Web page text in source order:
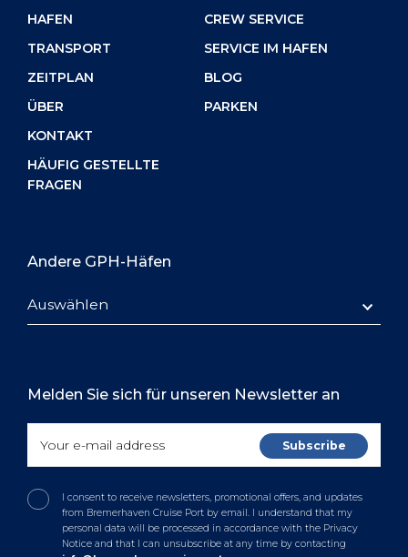
HAFEN
TRANSPORT
ZEITPLAN
ÜBER
KONTAKT
HÄUFIG GESTELLTE
FRAGEN
CREW SERVICE
SERVICE IM HAFEN
BLOG
PARKEN
Andere GPH-Häfen
Auswählen
Melden Sie sich für unseren Newsletter an
I consent to receive newsletters, promotional offers, and updates
from Bremerhaven Cruise Port by email. I understand that my
personal data will be processed in accordance with the Privacy
Notice and that I can unsubscribe at any time by contacting